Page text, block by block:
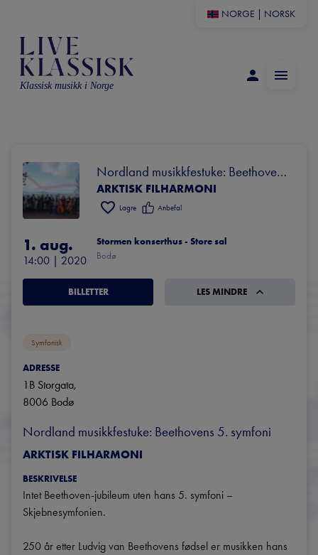
NORGE NORSK
Klassisk musikk i Norge
Nordland musikkfestuke: Beethovens
5. symfoni
ARKTISK FILHARMONI
Lagre Anbefal
1. aug.
14:00 | 2020
Stormen konserthus - Store sal
Bodø
BILLETTER LES MINDRE
Symfonisk
ADRESSE
1B Storgata,
8006 Bodø
Nordland musikkfestuke: Beethovens 5. symfoni
ARKTISK FILHARMONI
BESKRIVELSE
Intet Beethoven-jubileum uten hans 5. symfoni –
Skjebnesymfonien.
250 år etter Ludvig van Beethovens fødsel er musikken hans